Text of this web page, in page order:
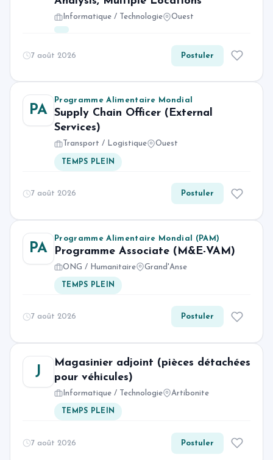
Informatique / Technologie Ouest
7 août 2026 Postuler
PA
Programme Alimentaire Mondial
Supply Chain Officer (External
Services)
Transport / Logistique Ouest
TEMPS PLEIN
7 août 2026 Postuler
PA
Programme Alimentaire Mondial (PAM)
Programme Associate (M&E-VAM)
ONG / Humanitaire Grand'Anse
TEMPS PLEIN
7 août 2026 Postuler
J
Magasinier adjoint (pièces détachées
pour véhicules)
Informatique / Technologie Artibonite
TEMPS PLEIN
7 août 2026 Postuler